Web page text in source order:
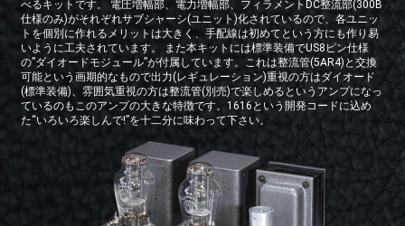
べるキットです。 電圧増幅部、電力増幅部、フィラメントDC整流部(300B
仕様のみ)がそれぞれサブシャーシ(ユニット)化されているので、各ユニッ
トを個別に作れるメリットは大きく、手配線は初めてという方にも作り易
いように工夫されています。 また本キットには標準装備でUS8ピン仕様
の”ダイオードモジュール”が付属しています。これは整流管(5AR4)と交換
可能という画期的なもので出力(レギュレーション)重視の方はダイオード
(標準装備)、雰囲気重視の方は整流管(別売)で楽しめるというアンプになっ
ているのもこのアンプの大きな特徴です。1616という開発コードに込め
た“いろいろ楽しんで!”を十二分に味わって下さい。